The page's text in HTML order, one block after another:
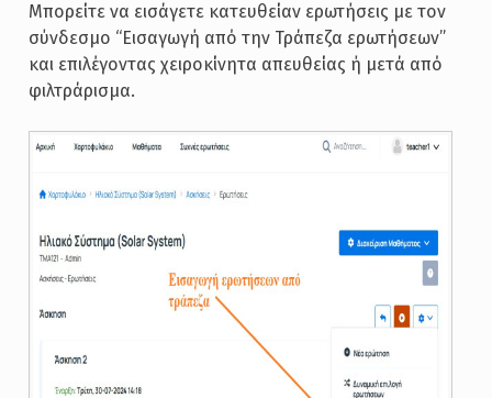
Μπορείτε να εισάγετε κατευθείαν ερωτήσεις με τον
σύνδεσμο “Εισαγωγή από την Τράπεζα ερωτήσεων”
και επιλέγοντας χειροκίνητα απευθείας ή μετά από
φιλτράρισμα.